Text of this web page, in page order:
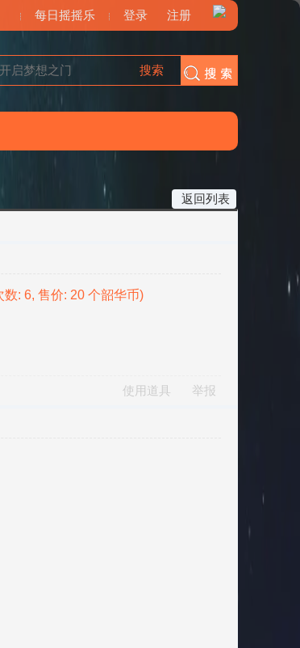
每日摇摇乐 登录 注册
搜索
返回列表
数: 6, 售价: 20 个韶华币)
使用道具 举报